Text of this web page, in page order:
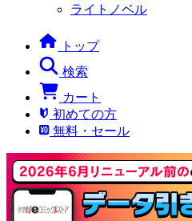
ライトノベル
トップ
検索
カート
初めての方
無料・セール